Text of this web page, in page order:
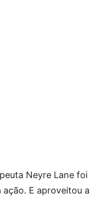
Neyre Lane foi
ação. E aproveitou a